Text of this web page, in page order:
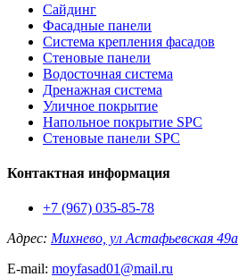
Сайдинг
Фасадные панели
Система крепления фасадов
Стеновые панели
Водосточная система
Дренажная система
Уличное покрытие
Напольное покрытие SPC
Стеновые панели SPC
Контактная информация
+7 (967) 035-85-78
Адрес: Михнево, ул Астафьевская 49а
E-mail: moyfasad01@mail.ru